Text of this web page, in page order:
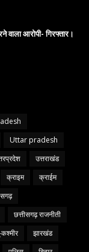
वाला आरोपी- गिरफ्तार।
Uttar pradesh
उत्तराखंड
क्राइम
क्राईम
छत्तीसगढ़ राजनीती
झारखंड